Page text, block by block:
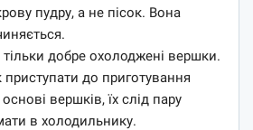
пудру, а не пісок. Вона
тільки добре охолоджені вершки.
до приготування
вершків, їх слід пару
в холодильнику.